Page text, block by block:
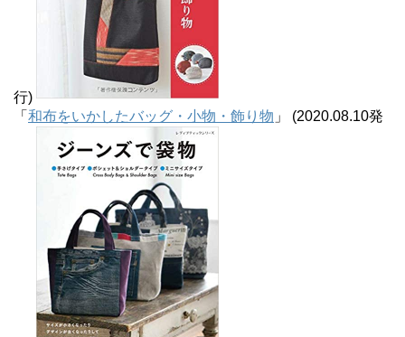
行)
「 和布をいかしたバッグ・小物・飾り物 」 (2020.08.10発